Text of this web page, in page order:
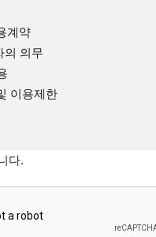
항목
, 서비스 신청 등등을 위해
하고 있습니다.
명, 로그인ID , 비밀번호 , 이
로그 , 쿠키 , 접속 IP 정보
: 홈페이지(회원가입,게시판)
이용목적
보를 다음의 목적을 위해 활
계약 이행 및 서비스 제공에
계약
의 의무
이용제한
다.